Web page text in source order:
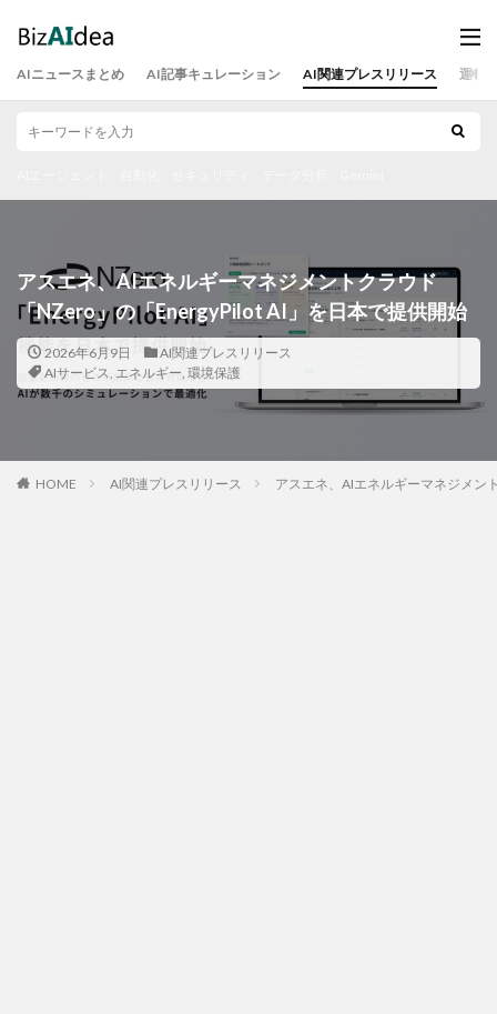
AIニュースまとめ AI記事キュレーション AI関連プレスリリース 運営
アスエネ、AIエネルギーマネジメントクラウド
「NZero」の「EnergyPilot AI」を日本で提供開始
2026年6月9日
AI関連プレスリリース
AIサービス, エネルギー, 環境保護
HOME AI関連プレスリリース アスエネ、AIエネルギーマネジメン